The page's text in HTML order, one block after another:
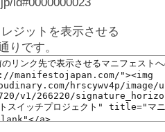
ジットを表示させる
りです。